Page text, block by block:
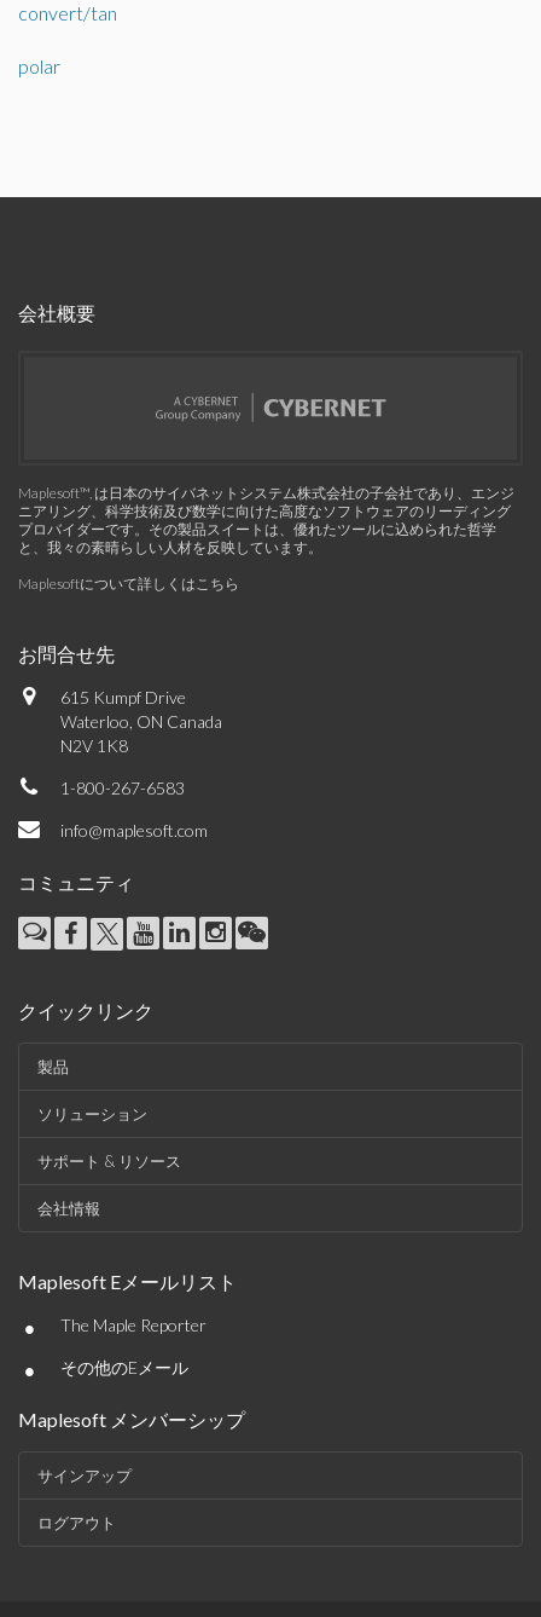
convert/tan
polar
会社概要
Maplesoft™, は日本のサイバネットシステム株式会社の子会社であり、エンジ
ニアリング、科学技術及び数学に向けた高度なソフトウェアのリーディング
プロバイダーです。その製品スイートは、優れたツールに込められた哲学
と、我々の素晴らしい人材を反映しています。
Maplesoftについて詳しくはこちら
お問合せ先
615 Kumpf Drive
Waterloo, ON Canada
N2V 1K8
1-800-267-6583
info@maplesoft.com
コミュニティ
クイックリンク
製品
ソリューション
サポート & リソース
会社情報
Maplesoft Eメールリスト
• The Maple Reporter
• その他のEメール
Maplesoft メンバーシップ
サインアップ
ログアウト